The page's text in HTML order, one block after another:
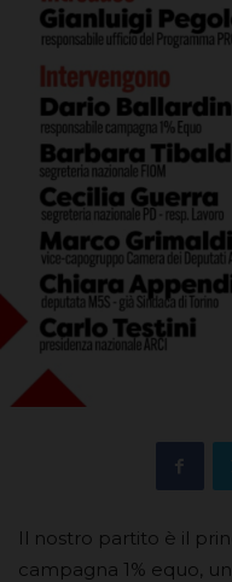
Il nostro partito è il
campagna 1% equo,